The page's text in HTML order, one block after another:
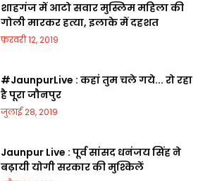
शाहगंज में आटो सवार मुस्लिम महिला की
गोली मारकर हत्या, इलाके में दहशत
फ़रवरी 12, 2019
#JaunpurLive : कहां तुम चले गये... रो रहा
है पूरा जौनपुर
जुलाई 28, 2019
Jaunpur Live : पूर्व सांसद धनंजय सिंह ने
बढ़ायी योगी सरकार की मुश्किलें